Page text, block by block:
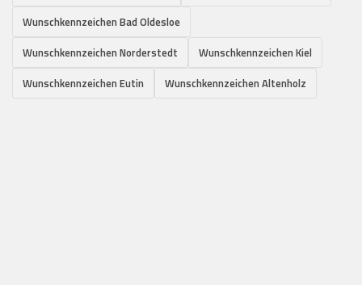
Wunschkennzeichen Bad Oldesloe
Wunschkennzeichen Norderstedt
Wunschkennzeichen Kiel
Wunschkennzeichen Eutin
Wunschkennzeichen Altenholz